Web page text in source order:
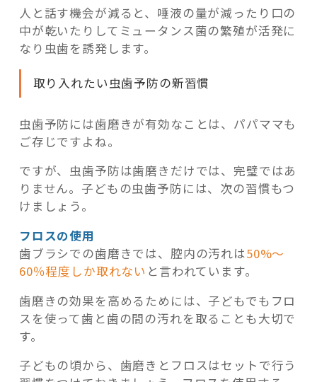
人と話す機会が減ると、唾液の量が減ったり口の
中が乾いたりしてミュータンス菌の繁殖が活発に
なり虫歯を誘発します。
取り入れたい虫歯予防の新習慣
虫歯予防には歯磨きが有効なことは、パパママも
ご存じですよね。
ですが、虫歯予防は歯磨きだけでは、完璧ではあ
りません。子どもの虫歯予防には、次の習慣もつ
けましょう。
フロスの使用
歯ブラシでの歯磨きでは、腔内の汚れは50%〜
60％程度しか取れない と言われています。
歯磨きの効果を高めるためには、子どもでもフロ
スを使って歯と歯の間の汚れを取ることも大切で
す。
子どもの頃から、歯磨きとフロスはセットで行う